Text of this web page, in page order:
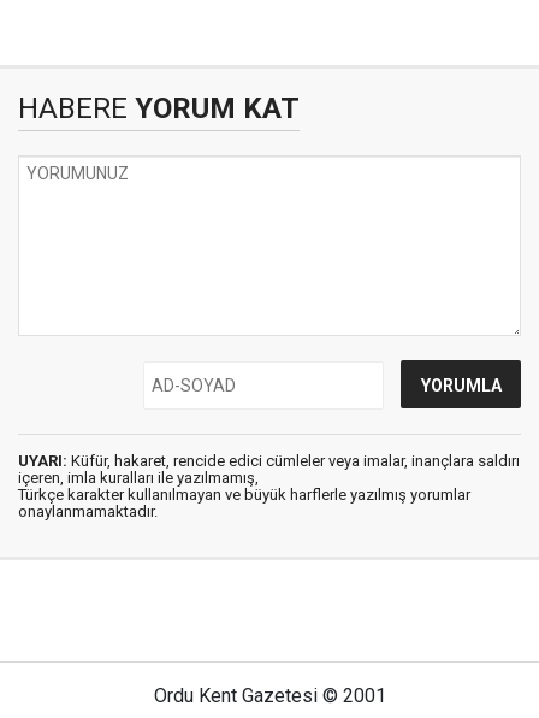
HABERE YORUM KAT
UYARI: Küfür, hakaret, rencide edici cümleler veya imalar, inançlara saldırı
içeren, imla kuralları ile yazılmamış,
Türkçe karakter kullanılmayan ve büyük harflerle yazılmış yorumlar
onaylanmamaktadır.
Ordu Kent Gazetesi © 2001